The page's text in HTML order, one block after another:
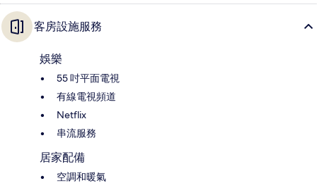
客房設施服務
娛樂
55 吋平面電視
有線電視頻道
Netflix
串流服務
居家配備
空調和暖氣